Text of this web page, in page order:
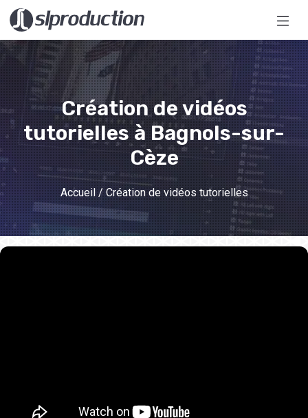
Création de vidéos
tutorielles à Bagnols-sur-
Cèze
Accueil / Création de vidéos tutorielles